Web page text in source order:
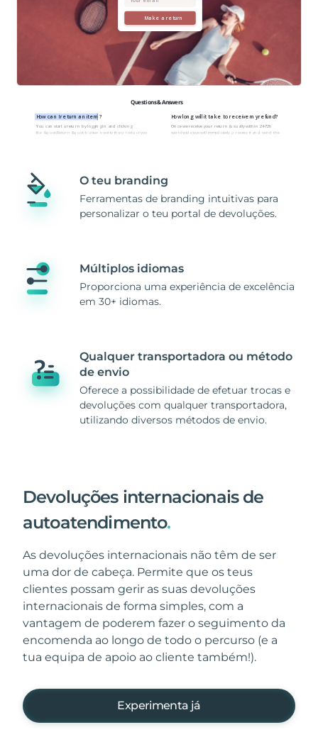
O teu branding
Ferramentas de branding intuitivas para
personalizar o teu portal de devoluções.
Múltiplos idiomas
Proporciona uma experiência de excelência
em 30+ idiomas.
Qualquer transportadora ou método
de envio
Oferece a possibilidade de efetuar trocas e
devoluções com qualquer transportadora,
utilizando diversos métodos de envio.
Devoluções internacionais de
autoatendimento.
As devoluções internacionais não têm de ser
uma dor de cabeça. Permite que os teus
clientes possam gerir as suas devoluções
internacionais de forma simples, com a
vantagem de poderem fazer o seguimento da
encomenda ao longo de todo o percurso (e a
tua equipa de apoio ao cliente também!).
Experimenta já